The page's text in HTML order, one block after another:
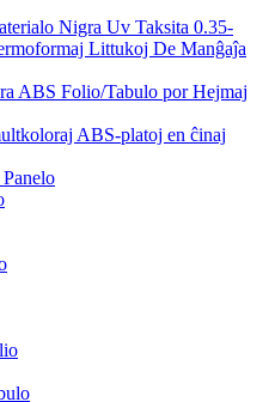
Nigra Uv Taksita 0.35-
Littukoj De Manĝaĵa
ABS Folio/Tabulo por Hejmaj
ABS-platoj en ĉinaj